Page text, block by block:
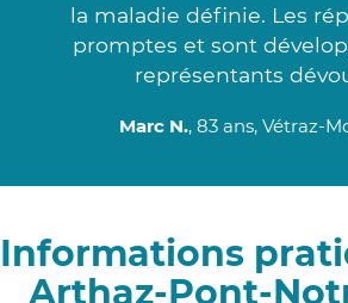
la maladie définie. Les
promptes et sont
représentants
Marc N., 83 ans, Vétraz-
Informations
Arthaz-Pont-